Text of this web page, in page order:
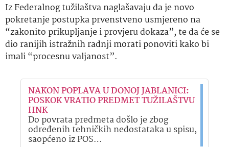
Iz Federalnog tužilaštva naglašavaju da je novo
pokretanje postupka prvenstveno usmjereno na
“zakonito prikupljanje i provjeru dokaza”, te da će se
dio ranijih istražnih radnji morati ponoviti kako bi
imali “procesnu valjanost”.
NAKON POPLAVA U DONOJ JABLANICI:
POSKOK VRATIO PREDMET TUŽILAŠTVU
HNK
Do povrata predmeta došlo je zbog
određenih tehničkih nedostataka u spisu,
saopćeno iz POS…